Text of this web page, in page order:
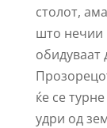
столот,
што нечии
обидуваат
ќе се
удри од